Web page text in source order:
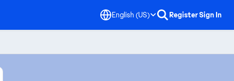
English (US) RegisterSign In